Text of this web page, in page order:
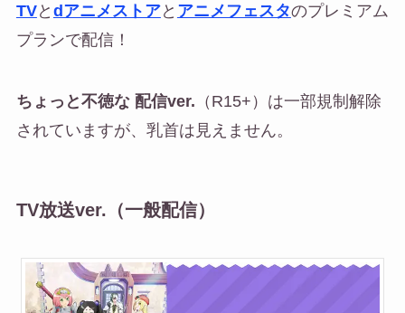
TVと dアニメストアと アニメフェスタのプレミアム
プランで配信！
ちょっと不徳な 配信ver. （R15+）は一部規制解除
されていますが、乳首は見えません。
TV放送ver. （一般配信）